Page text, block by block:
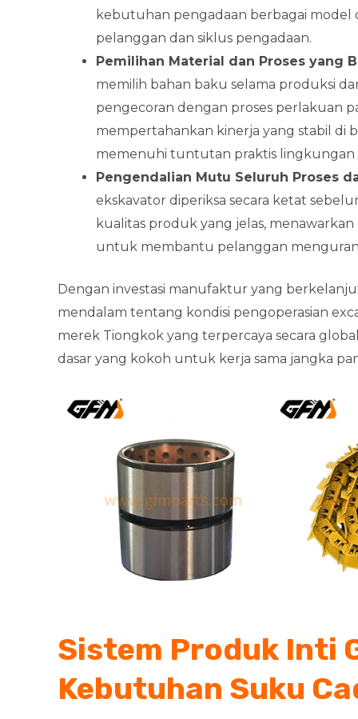
kebutuhan pengadaan berbagai
pelanggan dan siklus pengadaan.
Pemilihan Material dan Proses yang
memilih bahan baku selama produksi
pengecoran dengan proses perlakuan
mempertahankan kinerja yang stabil di
memenuhi tuntutan praktis lingkungan
Pengendalian Mutu Seluruh Proses
ekskavator diperiksa secara ketat
kualitas produk yang jelas,
untuk membantu pelanggan
Dengan investasi manufaktur yang
mendalam tentang kondisi pengoperasian
merek Tiongkok yang terpercaya secara
dasar yang kokoh untuk kerja sama jangka
Sistem Produk Inti
Kebutuhan Suku